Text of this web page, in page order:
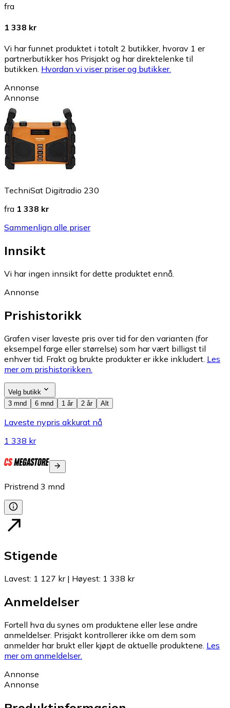
fra
1 338 kr
Vi har funnet produktet i totalt 2 butikker, hvorav 1 er
partnerbutikker hos Prisjakt og har direktelenke til
butikken. Hvordan vi viser priser og butikker.
Annonse
Annonse
TechniSat Digitradio 230
fra 1 338 kr
Sammenlign alle priser
Innsikt
Vi har ingen innsikt for dette produktet ennå.
Annonse
Prishistorikk
Grafen viser laveste pris over tid for den varianten (for
eksempel farge eller størrelse) som har vært billigst til
enhver tid. Frakt og brukte produkter er ikke inkludert. Les
mer om prishistorikken.
Velg butikk
3 mnd
6 mnd 1 år 2 år Alt
Laveste nypris akkurat nå
1 338 kr
Pristrend 3 mnd
Stigende
Lavest: 1 127 kr| Høyest: 1 338 kr
Anmeldelser
Fortell hva du synes om produktene eller lese andre
anmeldelser. Prisjakt kontrollerer ikke om dem som
anmelder har brukt eller kjøpt de aktuelle produktene. Les
mer om anmeldelser.
Annonse
Annonse